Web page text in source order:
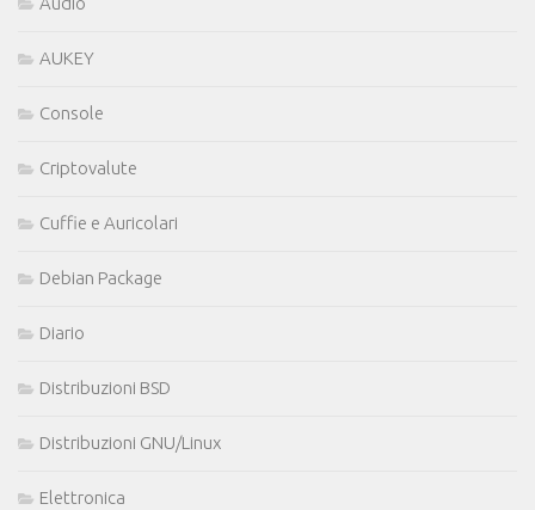
AUKEY
Console
Criptovalute
Cuffie e Auricolari
Debian Package
Diario
Distribuzioni BSD
Distribuzioni GNU/Linux
Elettronica